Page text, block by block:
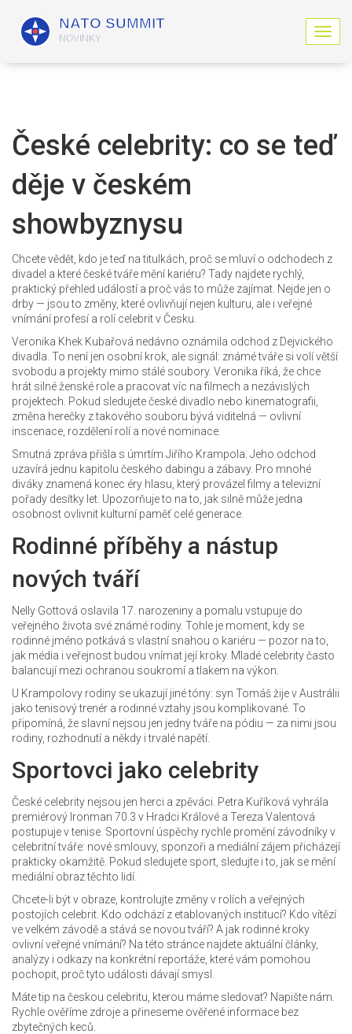
Z
o
t
n
České celebrity: co se teď
děje v českém
showbyznysu
Chcete vědět, kdo je teď na titulkách, proč se mluví o odchodech z
divadel a které české tváře mění kariéru? Tady najdete rychlý,
praktický přehled událostí a proč vás to může zajímat. Nejde jen o
drby — jsou to změny, které ovlivňují nejen kulturu, ale i veřejné
vnímání profesí a rolí celebrit v Česku.
Veronika Khek Kubařová nedávno oznámila odchod z Dejvického
divadla. To není jen osobní krok, ale signál: známé tváře si volí větší
svobodu a projekty mimo stálé soubory. Veronika říká, že chce
hrát silné ženské role a pracovat víc na filmech a nezávislých
projektech. Pokud sledujete české divadlo nebo kinematografii,
změna herečky z takového souboru bývá viditelná — ovlivní
inscenace, rozdělení rolí a nové nominace.
Smutná zpráva přišla s úmrtím Jiřího Krampola. Jeho odchod
uzavírá jednu kapitolu českého dabingu a zábavy. Pro mnohé
diváky znamená konec éry hlasu, který provázel filmy a televizní
pořady desítky let. Upozorňuje to na to, jak silně může jedna
osobnost ovlivnit kulturní paměť celé generace.
Rodinné příběhy a nástup
nových tváří
Nelly Gottová oslavila 17. narozeniny a pomalu vstupuje do
veřejného života své známé rodiny. Tohle je moment, kdy se
rodinné jméno potkává s vlastní snahou o kariéru — pozor na to,
jak média i veřejnost budou vnímat její kroky. Mladé celebrity často
balancují mezi ochranou soukromí a tlakem na výkon.
U Krampolovy rodiny se ukazují jiné tóny: syn Tomáš žije v Austrálii
jako tenisový trenér a rodinné vztahy jsou komplikované. To
připomíná, že slavní nejsou jen jedny tváře na pódiu — za nimi jsou
rodiny, rozhodnutí a někdy i trvalé napětí.
Sportovci jako celebrity
České celebrity nejsou jen herci a zpěváci. Petra Kuříková vyhrála
premiérový Ironman 70.3 v Hradci Králové a Tereza Valentová
postupuje v tenise. Sportovní úspěchy rychle promění závodníky v
celebritní tváře: nové smlouvy, sponzoři a mediální zájem přicházejí
prakticky okamžitě. Pokud sledujete sport, sledujte i to, jak se mění
mediální obraz těchto lidí.
Chcete-li být v obraze, kontrolujte změny v rolích a veřejných
postojích celebrit. Kdo odchází z etablovaných institucí? Kdo vítězí
ve velkém závodě a stává se novou tváří? A jak rodinné kroky
ovlivní veřejné vnímání? Na této stránce najdete aktuální články,
analýzy i odkazy na konkrétní reportáže, které vám pomohou
pochopit, proč tyto události dávají smysl.
Máte tip na českou celebritu, kterou máme sledovat? Napište nám.
Rychle ověříme zdroje a přineseme ověřené informace bez
zbytečných keců.